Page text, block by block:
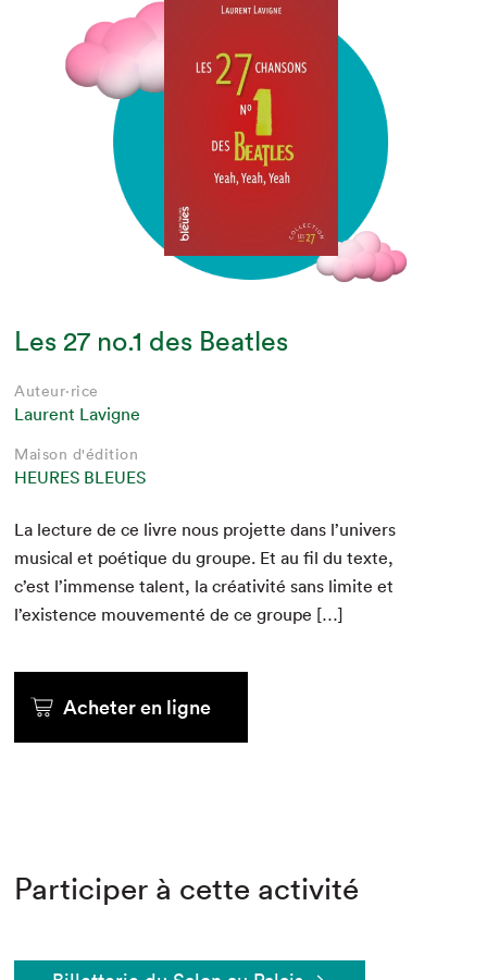
Les 27 no.1 des Beatles
Auteur·rice
Laurent Lavigne
Maison d'édition
HEURES BLEUES
La lec­ture de ce livre nous pro­jette dans l’univers
musi­cal et poé­tique du groupe. Et au fil du texte,
c’est l’immense tal­ent, la créa­tiv­ité sans lim­ite et
l’existence mou­ve­men­té de ce groupe […]
Acheter en ligne
Participer à cette activité